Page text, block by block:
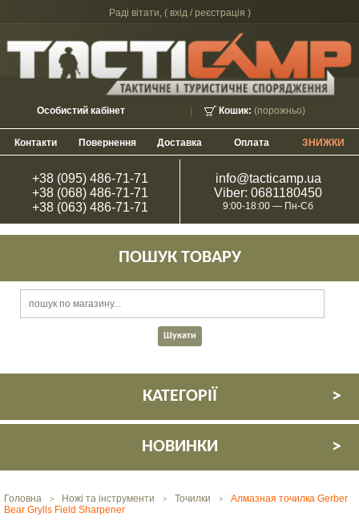
Раді вітати, ( вхід / реєстрація )
Кошик: (порожньо)
Особистий кабінет
Контакти Повернення Доставка Оплата ЗНИЖКИ
+38 (095) 486-71-71
+38 (068) 486-71-71
+38 (063) 486-71-71
info@tacticamp.ua
Viber: 0681180450
9:00-18:00 — Пн-Сб
ПОШУК ТОВАРУ
КАТЕГОРІЇ
НОВИНКИ
Головна > Ножі та інструменти > Точилки >
Алмазная точилка Gerber
Bear Grylls Field Sharpener